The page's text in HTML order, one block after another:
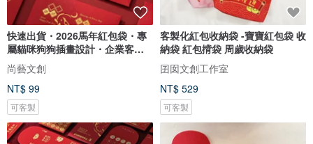
快速出貨・2026馬年紅包袋・專
屬貓咪狗狗插畫設計・企業客製
LOGO
尚藝文創
NT$ 99
可客製
客製化紅包收納袋 -寶寶紅包袋 收
納袋 紅包揹袋 周歲收納袋
囝囡文創工作室
NT$ 529
可客製